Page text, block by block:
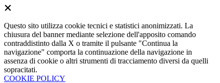
Questo sito utilizza cookie tecnici e statistici anonimizzati. La
chiusura del banner mediante selezione dell'apposito comando
contraddistinto dalla X o tramite il pulsante "Continua la
navigazione" comporta la continuazione della navigazione in
assenza di cookie o altri strumenti di tracciamento diversi da quelli
sopracitati.
COOKIE POLICY